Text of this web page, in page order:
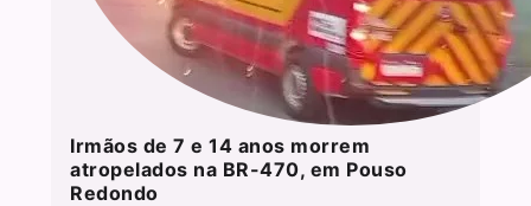
Irmãos de 7 e 14 anos morrem
atropelados na BR-470, em Pouso
Redondo